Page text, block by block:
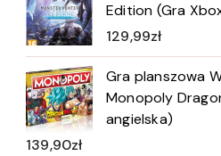
Edition (Gra
129,99zł
Gra planszowa
Monopoly
angielska)
139,90zł